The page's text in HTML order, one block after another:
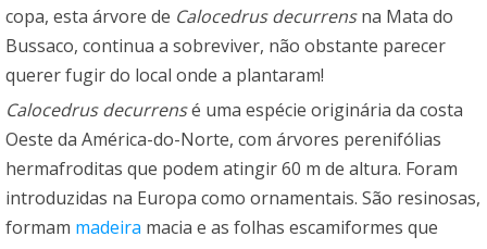
copa, esta árvore de Calocedrus decurrensna Mata do
Bussaco, continua a sobreviver, não obstante parecer
querer fugir do local onde a plantaram!
Calocedrus decurrensé uma espécie originária da costa
Oeste da América-do-Norte, com árvores perenifólias
hermafroditas que podem atingir 60 m de altura. Foram
introduzidas na Europa como ornamentais. São resinosas,
formam madeira macia e as folhas escamiformes que